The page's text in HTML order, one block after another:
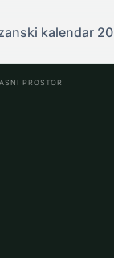
kalendar
PROSTOR